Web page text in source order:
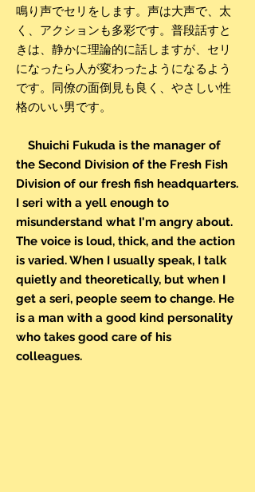
鳴り声でセリをします。声は大声で、太
く、アクションも多彩です。普段話すと
きは、静かに理論的に話しますが、セリ
になったら人が変わったようになるよう
です。 同僚の面倒見も良く、やさしい性
格のいい男です。
Shuichi Fukuda is the manager of
the Second Division of the Fresh Fish
Division of our fresh fish headquarters.
I seri with a yell enough to
misunderstand what I'm angry about.
The voice is loud, thick, and the action
is varied. When I usually speak, I talk
quietly and theoretically, but when I
get a seri, people seem to change. He
is a man with a good kind personality
who takes good care of his
colleagues.